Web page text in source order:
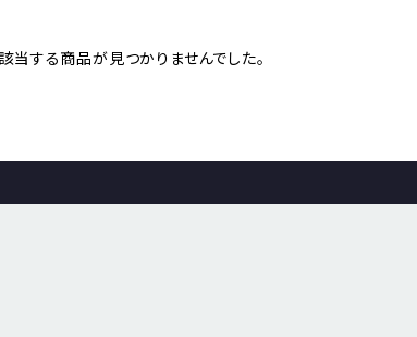
該当する商品が見つかりませんでした。